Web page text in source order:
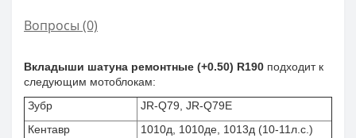
Вопросы (0)
Вкладыши шатуна ремонтные (+0.50) R190 подходит к
следующим мотоблокам:
Зубр
JR-Q79, JR-Q79E
Кентавр
1010д, 1010де, 1013д (10-11л.с.)